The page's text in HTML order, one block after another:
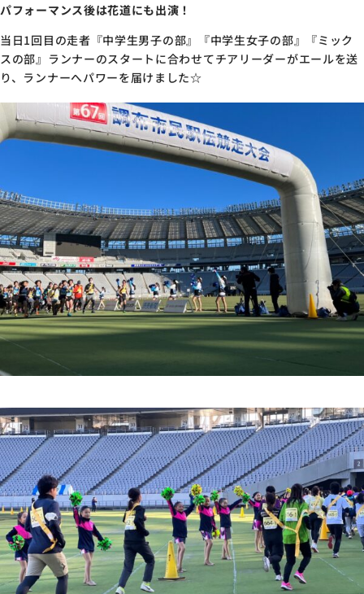
パフォーマンス後は花道にも出演！
当日1回目の走者 『中学生男子の部』『中学生女子の部』『ミック
スの部』ランナーのスタートに合わせてチアリーダーがエールを送
り、ランナーへパワーを届けました☆